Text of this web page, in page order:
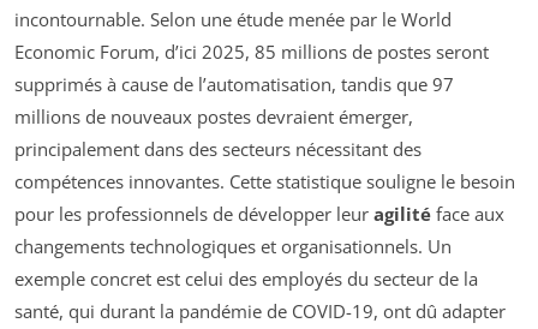
incontournable. Selon une étude menée par le World
Economic Forum, d’ici 2025, 85 millions de postes seront
supprimés à cause de l’automatisation, tandis que 97
millions de nouveaux postes devraient émerger,
principalement dans des secteurs nécessitant des
compétences innovantes. Cette statistique souligne le besoin
pour les professionnels de développer leur agilité face aux
changements technologiques et organisationnels. Un
exemple concret est celui des employés du secteur de la
santé, qui durant la pandémie de COVID-19, ont dû adapter